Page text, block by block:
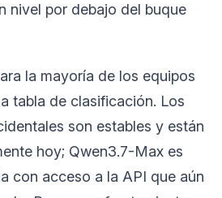
nivel por debajo del buque
la mayoría de los equipos
tabla de clasificación. Los
son estables y están
hoy; Qwen3.7-Max es
con acceso a la API que aún